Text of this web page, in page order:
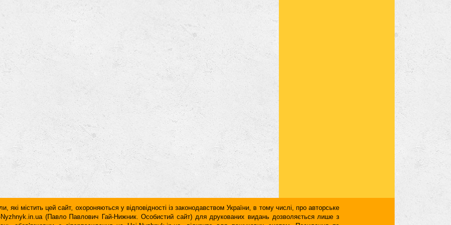
містить цей сайт, охороняються у відповідності із законодавством України, в тому числі, про авторське
(Павло Павлович Гай-Нижник. Особистий сайт) для друкованих видань дозволяється лише з
обов'язковим є гiперпосилання на Hai-Nyzhnyk.in.ua, відкрите для пошукових систем. Посилання та
чи в другому абзаці тексту.